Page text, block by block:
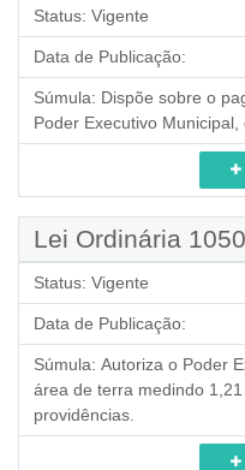
Status: Vigente
Data de Publicação:
Súmula: Dispõe sobre o
Poder Executivo
Lei Ordinária
Status: Vigente
Data de Publicação:
Súmula: Autoriza o Poder
área de terra medindo
providências.